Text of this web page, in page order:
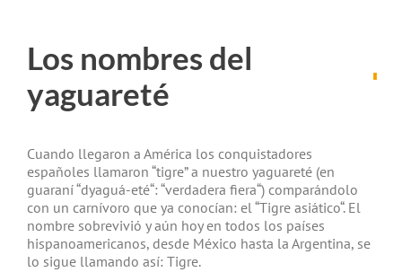
Los nombres del
yaguareté
Cuando llegaron a América los conquistadores
españoles llamaron “tigre” a nuestro yaguareté (en
guaraní “dyaguá-eté“: “verdadera fiera“) comparándolo
con un carnívoro que ya conocían: el “Tigre asiático“. El
nombre sobrevivió y aún hoy en todos los países
hispanoamericanos, desde México hasta la Argentina, se
lo sigue llamando así: Tigre.